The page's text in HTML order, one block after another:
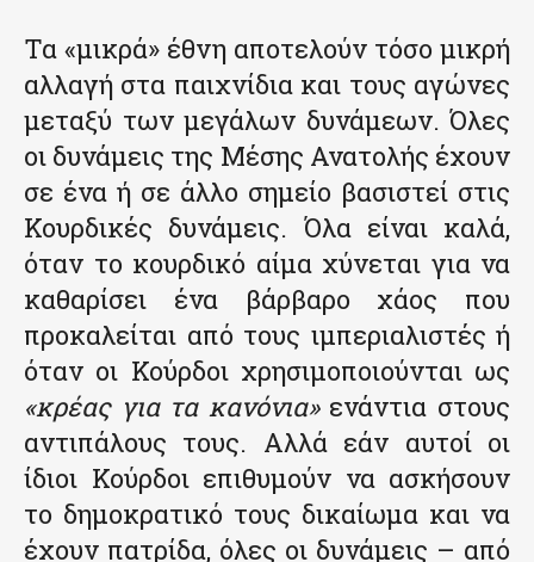
Τα «μικρά» έθνη αποτελούν τόσο μικρή
αλλαγή στα παιχνίδια και τους αγώνες
μεταξύ των μεγάλων δυνάμεων. Όλες
οι δυνάμεις της Μέσης Ανατολής έχουν
σε ένα ή σε άλλο σημείο βασιστεί στις
Κουρδικές δυνάμεις. Όλα είναι καλά,
όταν το κουρδικό αίμα χύνεται για να
καθαρίσει ένα βάρβαρο χάος που
προκαλείται από τους ιμπεριαλιστές ή
όταν οι Κούρδοι χρησιμοποιούνται ως
«κρέας για τα κανόνια»ενάντια στους
αντιπάλους τους. Αλλά εάν αυτοί οι
ίδιοι Κούρδοι επιθυμούν να ασκήσουν
το δημοκρατικό τους δικαίωμα και να
έχουν πατρίδα, όλες οι δυνάμεις – από